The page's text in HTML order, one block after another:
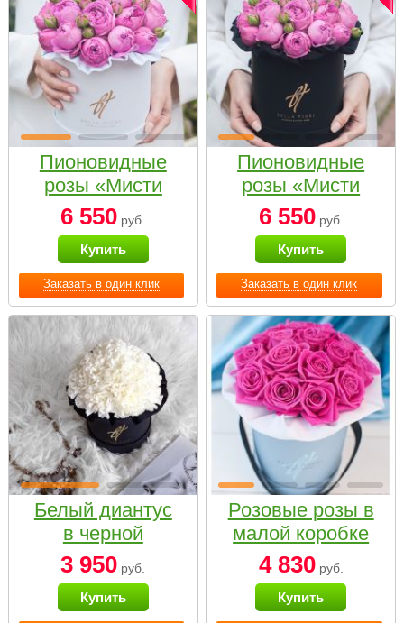
Заказать в один клик
Пионовидные
розы «Мисти
бабблс» в белой
коробке Small
6 550 руб.
Купить
Заказать в один клик
Пионовидные
розы «Мисти
бабблс» в
черной коробке
Small
6 550руб.
Купить
Белый диантус
в черной
коробке Small
3 950 руб.
Купить
Розовые розы в
малой коробке
4 830руб.
Купить